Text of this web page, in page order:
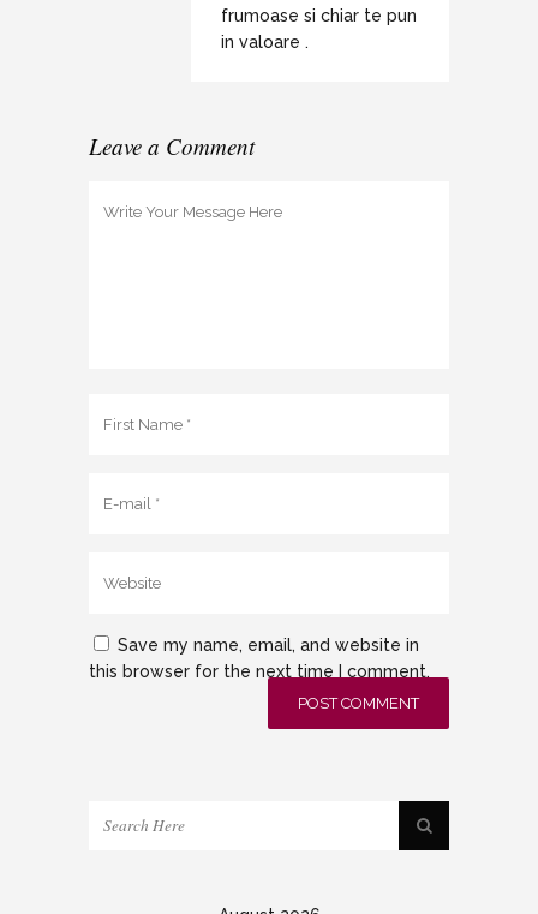
frumoase si chiar te pun
in valoare .
Leave a Comment
Save my name, email, and website in
this browser for the next time I comment.